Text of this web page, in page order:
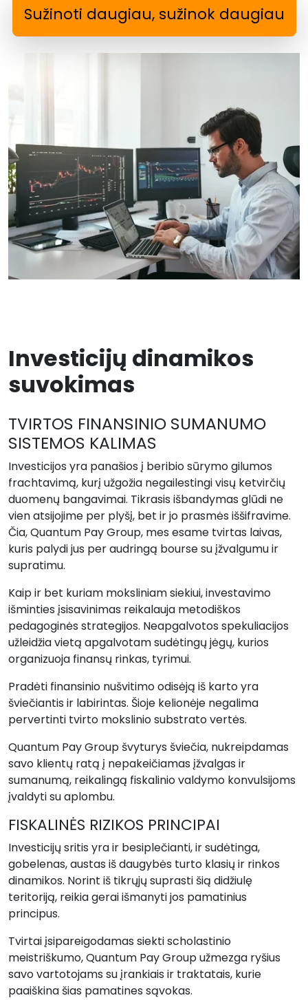
Sužinoti daugiau, sužinok daugiau
Investicijų dinamikos
suvokimas
TVIRTOS FINANSINIO SUMANUMO
SISTEMOS KALIMAS
Investicijos yra panašios į beribio sūrymo gilumos
frachtavimą, kurį užgožia negailestingi visų ketvirčių
duomenų bangavimai. Tikrasis išbandymas glūdi ne
vien atsijojime per plyšį, bet ir jo prasmės iššifravime.
Čia, Quantum Pay Group, mes esame tvirtas laivas,
kuris palydi jus per audringą bourse su įžvalgumu ir
supratimu.
Kaip ir bet kuriam moksliniam siekiui, investavimo
išminties įsisavinimas reikalauja metodiškos
pedagoginės strategijos. Neapgalvotos spekuliacijos
užleidžia vietą apgalvotam sudėtingų jėgų, kurios
organizuoja finansų rinkas, tyrimui.
Pradėti finansinio nušvitimo odisėją iš karto yra
šviečiantis ir labirintas. Šioje kelionėje negalima
pervertinti tvirto mokslinio substrato vertės.
Quantum Pay Group švyturys šviečia, nukreipdamas
savo klientų ratą į nepakeičiamas įžvalgas ir
sumanumą, reikalingą fiskalinio valdymo konvulsijoms
įvaldyti su aplombu.
FISKALINĖS RIZIKOS PRINCIPAI
Investicijų sritis yra ir besiplečianti, ir sudėtinga,
gobelenas, austas iš daugybės turto klasių ir rinkos
dinamikos. Norint iš tikrųjų suprasti šią didžiulę
teritoriją, reikia gerai išmanyti jos pamatinius
principus.
Tvirtai įsipareigodamas siekti scholastinio
meistriškumo, Quantum Pay Group užmezga ryšius
savo vartotojams su įrankiais ir traktatais, kurie
paaiškina šias pamatines sąvokas.